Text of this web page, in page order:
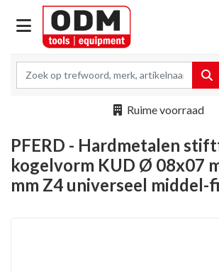
Ruime voorraad
PFERD - Hardmetalen
kogelvorm KUD Ø 08x07
mm Z4 universeel middel-